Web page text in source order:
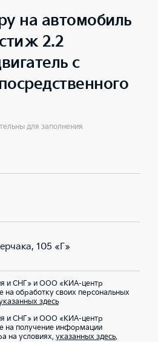
на автомобиль
2.2
с
для заполнения
105 «Г»
и СНГ» и ООО «КИА-центр
на обработку своих персональных
здесь
и СНГ» и ООО «КИА-центр
на получение информации
на условиях, указанных здесь.